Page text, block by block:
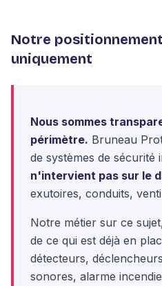
Notre
uniquement
Nous sommes
périmètre. Bruneau
de systèmes de sécurité
n'intervient pas sur le
exutoires, conduits,
Notre métier sur ce
de ce qui est déjà en
détecteurs,
sonores, alarme